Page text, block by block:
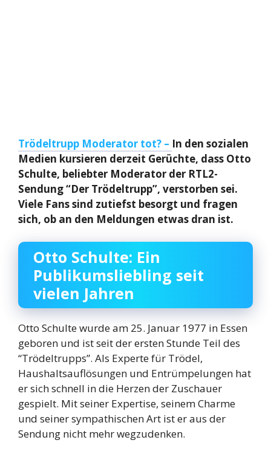
Trödeltrupp Moderator tot? – In den sozialen
Medien kursieren derzeit Gerüchte, dass Otto
Schulte, beliebter Moderator der RTL2-
Sendung “Der Trödeltrupp”, verstorben sei.
Viele Fans sind zutiefst besorgt und fragen
sich, ob an den Meldungen etwas dran ist.
Otto Schulte: Ein
Publikumsliebling seit
vielen Jahren
Otto Schulte wurde am 25. Januar 1977 in Essen
geboren und ist seit der ersten Stunde Teil des
“Trödeltrupps”. Als Experte für Trödel,
Haushaltsauflösungen und Entrümpelungen hat
er sich schnell in die Herzen der Zuschauer
gespielt. Mit seiner Expertise, seinem Charme
und seiner sympathischen Art ist er aus der
Sendung nicht mehr wegzudenken.